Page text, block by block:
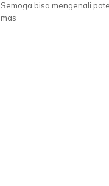
Semoga bisa mengenali
mas